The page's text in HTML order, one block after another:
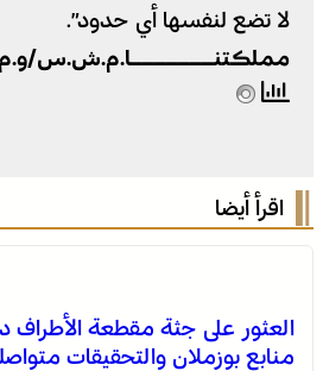
لا تضع لنفسها أي حدود”.
مملكتنـــــــا.م.ش.س/
اقرأ أيضا
العثور على جثة مقطعة
منابع بوزملان والتحقيقات